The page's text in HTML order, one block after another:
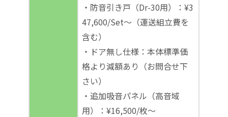
・防音引き戸（Dr-30用）：¥3
47,600/Set～（運送組立費を
含む）
・ドア無し仕様：本体標準価
格より減額あり（お問合せ下
さい）
・追加吸音パネル（高音域
用）：¥16,500/枚～